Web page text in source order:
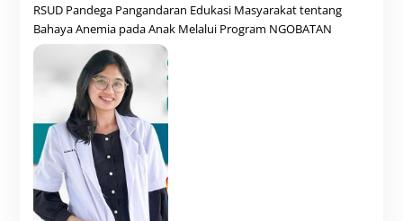
RSUD Pandega Pangandaran Edukasi Masyarakat tentang
Bahaya Anemia pada Anak Melalui Program NGOBATAN